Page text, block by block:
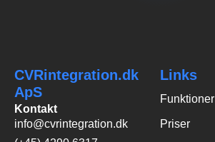
CVRintegration.dk
ApS
Kontakt
info@cvrintegration.dk
Links
Funktioner
Priser